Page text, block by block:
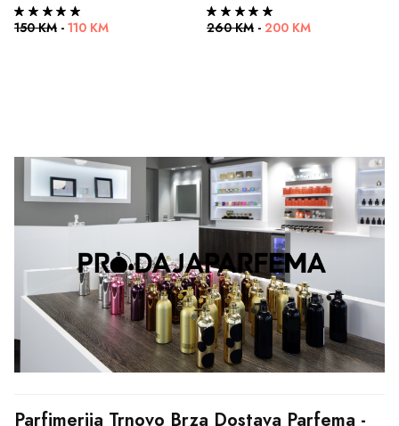
150 KM - 110 KM 260 KM - 200 KM
Parfimerija Trnovo Brza Dostava Parfema -